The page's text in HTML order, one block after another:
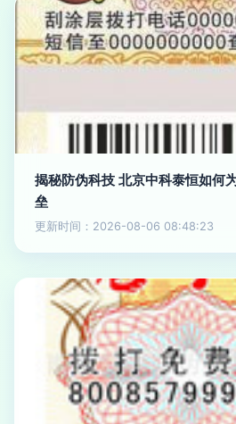
揭秘防伪科技 北京中科泰恒如何
垒
更新时间：2026-08-06 08:48:23